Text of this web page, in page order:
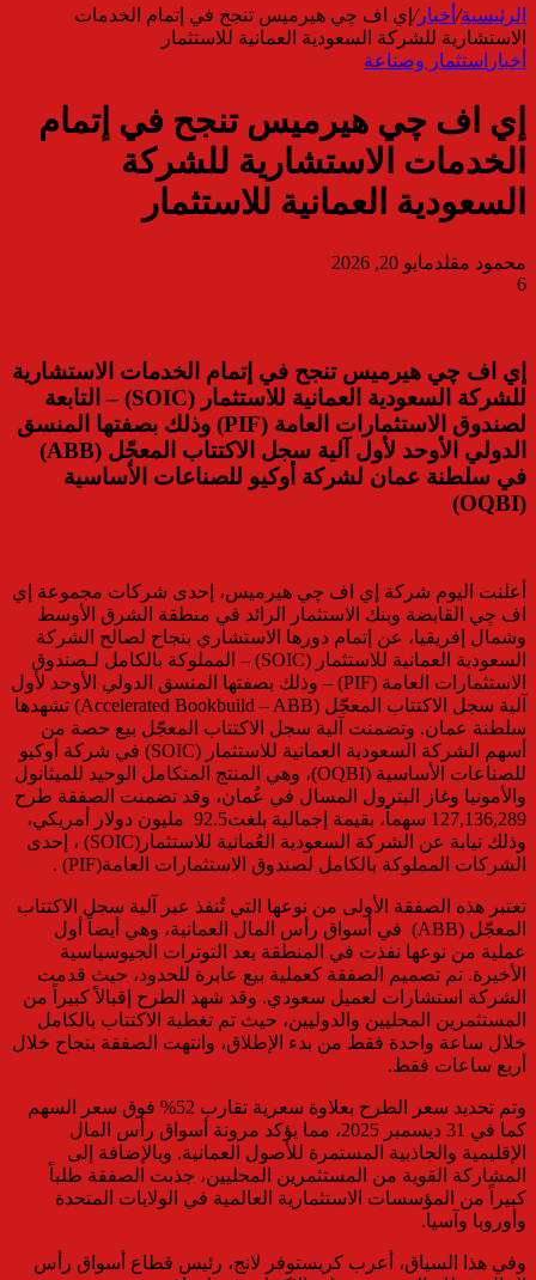
الرئيسية/ أخبار/ إي اف چي هيرميس تنجح في إتمام الخدمات
الاستشارية للشركة السعودية العمانية للاستثمار
أخبار استثمار وصناعة
إي اف چي هيرميس تنجح في إتمام
الخدمات الاستشارية للشركة
السعودية العمانية للاستثمار
محمود مقلدمايو 20, 2026
6
إي اف چي هيرميس تنجح في إتمام الخدمات الاستشارية
للشركة السعودية العمانية للاستثمار (SOIC) – التابعة
لصندوق الاستثمارات العامة (PIF) وذلك بصفتها المنسق
الدولي الأوحد لأول آلية سجل الاكتتاب المعجّل (ABB)
في سلطنة عمان لشركة أوكيو للصناعات الأساسية
(OQBI)
أعلنت اليوم شركة إي اف چي هيرميس، إحدى شركات مجموعة إي
اف چي القابضة وبنك الاستثمار الرائد في منطقة الشرق الأوسط
وشمال إفريقيا، عن إتمام دورها الاستشاري بنجاح لصالح الشركة
السعودية العمانية للاستثمار (SOIC) – المملوكة بالكامل لـصندوق
الاستثمارات العامة (PIF) – وذلك بصفتها المنسق الدولي الأوحد لأول
آلية سجل الاكتتاب المعجّل (Accelerated Bookbuild – ABB) تشهدها
سلطنة عمان. وتضمنت آلية سجل الاكتتاب المعجّل بيع حصة من
أسهم الشركة السعودية العمانية للاستثمار (SOIC) في شركة أوكيو
للصناعات الأساسية (OQBI)، وهي المنتج المتكامل الوحيد للميثانول
والأمونيا وغاز البترول المسال في عُمان، وقد تضمنت الصفقة طرح
127,136,289 سهماً، بقيمة إجمالية بلغت92.5 مليون دولار أمريكي،
وذلك نيابة عن الشركة السعودية العُمانية للاستثمار(SOIC) ، إحدى
الشركات المملوكة بالكامل لصندوق الاستثمارات العامة(PIF) .
تعتبر هذه الصفقة الأولى من نوعها التي تُنفذ عبر آلية سجل الاكتتاب
المعجّل (ABB) في أسواق رأس المال العمانية، وهي أيضاً أول
عملية من نوعها نفذت في المنطقة بعد التوترات الجيوسياسية
الأخيرة. تم تصميم الصفقة كعملية بيع عابرة للحدود، حيث قدمت
الشركة استشارات لعميل سعودي. وقد شهد الطرح إقبالاً كبيراً من
المستثمرين المحليين والدوليين، حيث تم تغطية الاكتتاب بالكامل
خلال ساعة واحدة فقط من بدء الإطلاق، وانتهت الصفقة بنجاح خلال
أربع ساعات فقط.
وتم تحديد سعر الطرح بعلاوة سعرية تقارب 52% فوق سعر السهم
كما في 31 ديسمبر 2025، مما يؤكد مرونة أسواق رأس المال
الإقليمية والجاذبية المستمرة للأصول العمانية. وبالإضافة إلى
المشاركة القوية من المستثمرين المحليين، جذبت الصفقة طلباً
كبيراً من المؤسسات الاستثمارية العالمية في الولايات المتحدة
وأوروبا وآسيا.
وفي هذا السياق، أعرب كريستوفر لانج، رئيس قطاع أسواق رأس